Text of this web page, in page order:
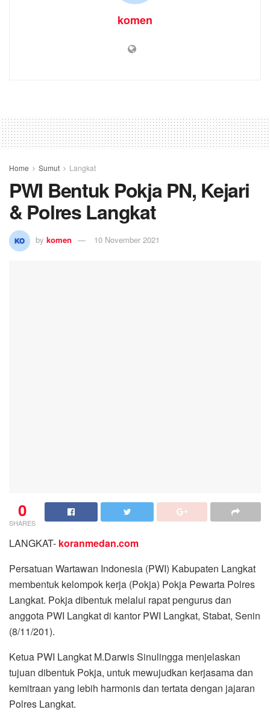
komen
Home Sumut Langkat
PWI Bentuk Pokja PN, Kejari
& Polres Langkat
by komen 10 November 2021
0
SHARES
LANGKAT- koranmedan.com
Persatuan Wartawan Indonesia (PWI) Kabupaten Langkat
membentuk kelompok kerja (Pokja) Pokja Pewarta Polres
Langkat. Pokja dibentuk melalui rapat pengurus dan
anggota PWI Langkat di kantor PWI Langkat, Stabat, Senin
(8/11/201).
Ketua PWI Langkat M.Darwis Sinulingga menjelaskan
tujuan dibentuk Pokja, untuk mewujudkan kerjasama dan
kemitraan yang lebih harmonis dan tertata dengan jajaran
Polres Langkat.